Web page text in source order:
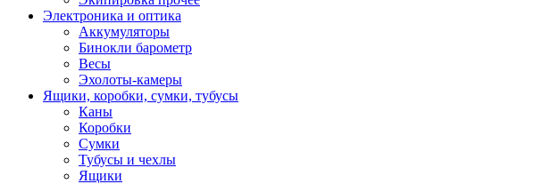
Электроника и оптика
Аккумуляторы
Бинокли барометр
Весы
Эхолоты-камеры
Ящики, коробки, сумки, тубусы
Каны
Коробки
Сумки
Тубусы и чехлы
Ящики